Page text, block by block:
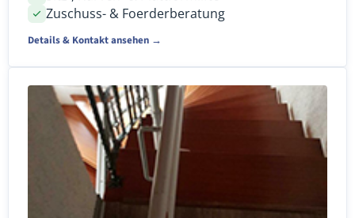
Zuschuss- & Foerderberatung
Details & Kontakt ansehen →